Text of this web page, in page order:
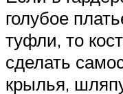
голубое
туфли, то
сделать
крылья,